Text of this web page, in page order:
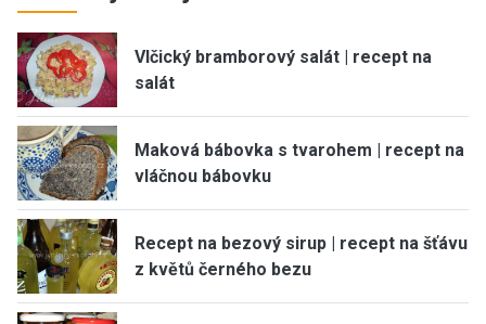
Vlčický bramborový salát | recept na
salát
Maková bábovka s tvarohem | recept na
vláčnou bábovku
Recept na bezový sirup | recept na šťávu
z květů černého bezu